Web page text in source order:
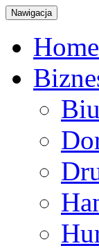
Nawigacja
Home